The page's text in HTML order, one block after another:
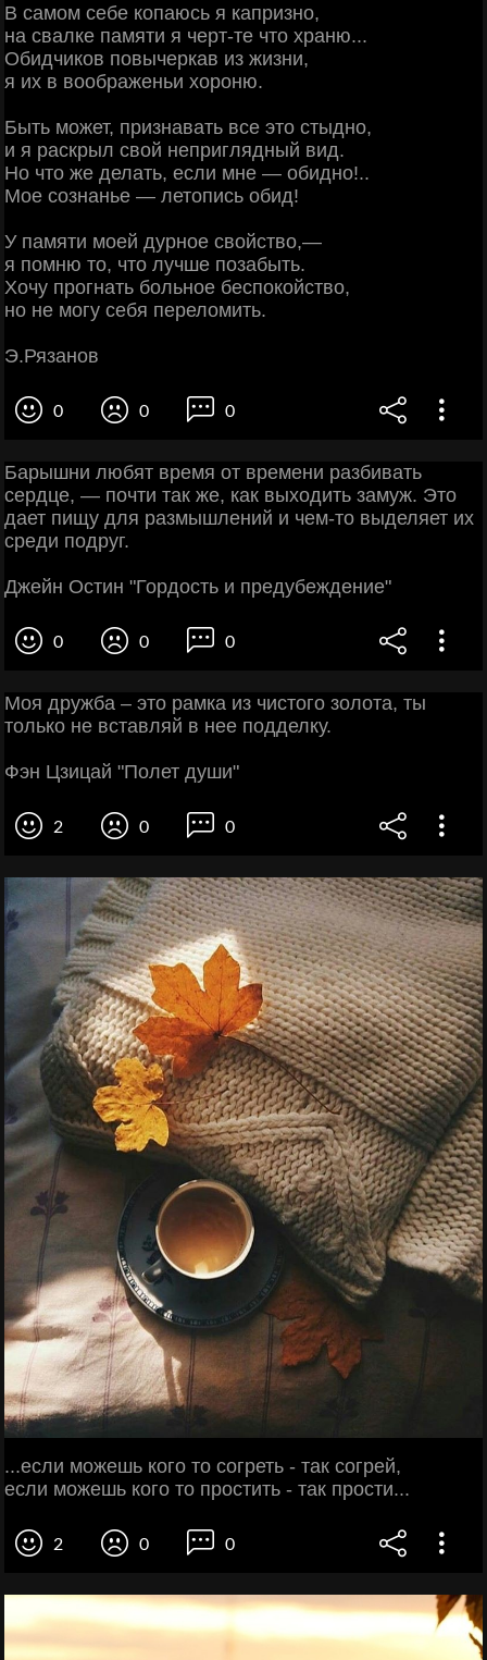
В самом себе копаюсь я капризно,
на свалке памяти я черт-те что храню...
Обидчиков повычеркав из жизни,
я их в воображеньи хороню.
Быть может, признавать все это стыдно,
и я раскрыл свой неприглядный вид.
Но что же делать, если мне — обидно!..
Мое сознанье — летопись обид!
У памяти моей дурное свойство,—
я помню то, что лучше позабыть.
Хочу прогнать больное беспокойство,
но не могу себя переломить.
Э.Рязанов
0 0 0
Барышни любят время от времени разбивать
сердце, — почти так же, как выходить замуж. Это
дает пищу для размышлений и чем-то выделяет их
среди подруг.
Джейн Остин "Гордость и предубеждение"
0 0 0
Моя дружба – это рамка из чистого золота, ты
только не вставляй в нее подделку.
Фэн Цзицай "Полет души"
2 0 0
...если можешь кого то согреть - так согрей,
если можешь кого то простить - так прости...
2 0 0